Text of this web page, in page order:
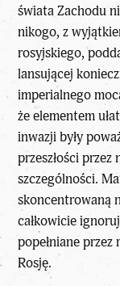
świata Zachodu
nikogo, z
rosyjskiego,
lansującej
imperialnego
że elementem
inwazji były
przeszłości
szczególności.
skoncentrowaną
całkowicie
popełniane przez
Rosję.